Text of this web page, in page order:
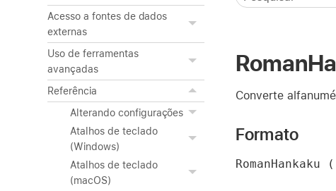
Acesso a fontes de dados
externas
Uso de ferramentas
avançadas
Referência
Alterando configurações
Atalhos de teclado
(Windows)
Atalhos de teclado
(macOS)
Converte
Formato